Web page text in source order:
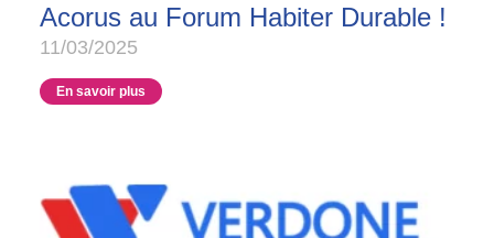
Acorus au Forum Habiter Durable !
11/03/2025
En savoir plus